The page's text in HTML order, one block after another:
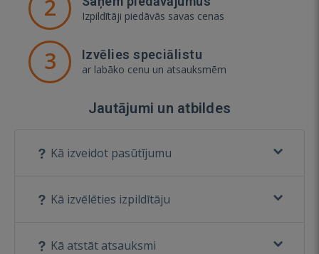
2 Izpildītāji piedāvās savas cenas
3 Izvēlies speciālistu
ar labāko cenu un atsauksmēm
Jautājumi un atbildes
Kā izveidot pasūtījumu
Kā izvēlēties izpildītāju
Kā atstāt atsauksmi